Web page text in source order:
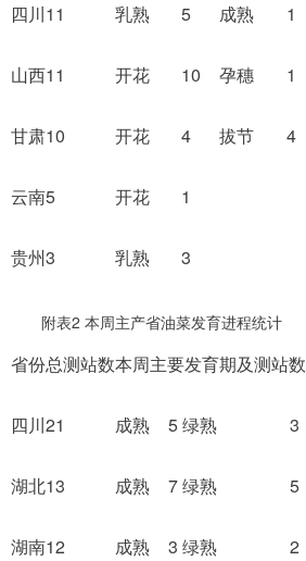
四川11 乳熟 5 成熟 1
山西11 开花 10 孕穗 1
甘肃10 开花 4 拔节 4
云南5 开花 1
贵州3 乳熟 3
附表2 本周主产省油菜发育进程统计
省份总测站数本周主要发育期及测站数
四川21 成熟 5绿熟 3
湖北13 成熟 7绿熟 5
湖南12 成熟 3 绿熟 2